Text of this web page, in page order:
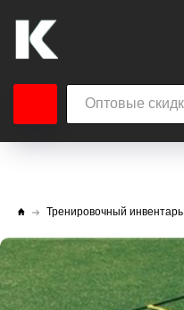
Тренировочный инвентарь